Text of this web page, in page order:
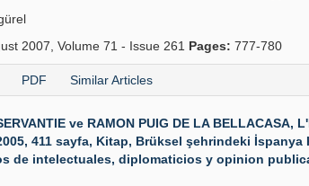
2007, Volume 71 - Issue 261 Pages: 777-780
PDF Similar Articles
ve RAMON PUIG DE LA
411 sayfa, Kitap, Brüksel şehrindeki
de intelectuales, diplomaticios y opinion